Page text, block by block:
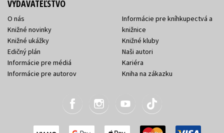
VYDAVATEĽSTVO
O nás
Knižné novinky
Knižné ukážky
Edičný plán
Informácie pre médiá
Informácie pre autorov
Informácie pre kníhkupectvá a
knižnice
Knižné kluby
Naši autori
Kariéra
Kniha na zákazku